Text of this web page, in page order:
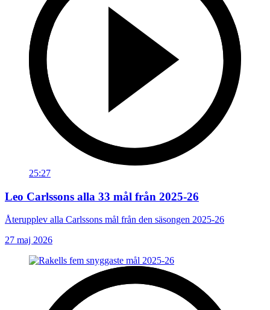
25:27
Leo Carlssons alla 33 mål från 2025-26
Återupplev alla Carlssons mål från den säsongen 2025-26
27 maj 2026